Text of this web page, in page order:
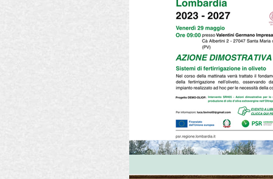
Dolci La
Editoriali Eventi
EVO La Madia Pasta
Recensioni Vino Zafferano